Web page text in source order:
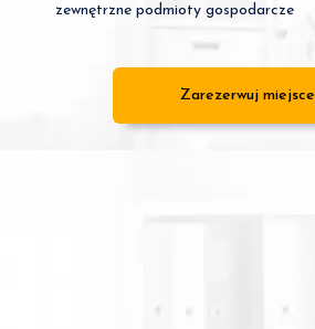
zewnętrzne podmioty gospodarcze
Zarezerwuj miejsce